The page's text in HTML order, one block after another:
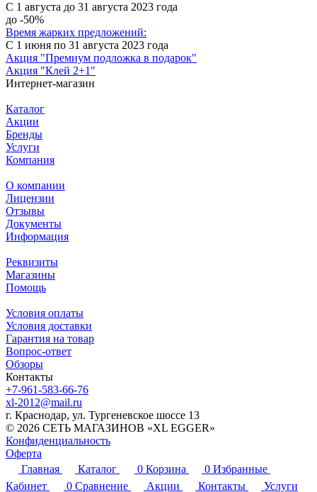
С 1 августа до 31 августа 2023 года
до -50%
Время жарких предложений:
С 1 июня по 31 августа 2023 года
Акция "Премиум подложка в подарок"
Акция "Клей 2+1"
Интернет-магазин
Каталог
Акции
Бренды
Услуги
Компания
О компании
Лицензии
Отзывы
Документы
Информация
Реквизиты
Магазины
Помощь
Условия оплаты
Условия доставки
Гарантия на товар
Вопрос-ответ
Обзоры
Контакты
+7-961-583-66-76
xl-2012@mail.ru
г. Краснодар, ул. Тургеневское шоссе 13
© 2026 СЕТЬ МАГАЗИНОВ «XL EGGER»
Конфиденциальность
Оферта
Главная
Каталог 0 Корзина 0 Избранные
Кабинет
0 Сравнение Акции Контакты Услуги